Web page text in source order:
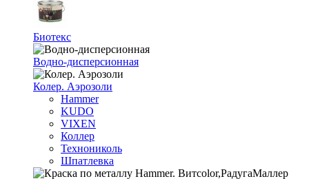
Биотекс
Водно-дисперсионная
Колер. Аэрозоли
Hammer
KUDO
VIXEN
Коллер
Технониколь
Шпатлевка